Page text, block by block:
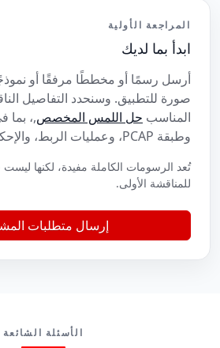
المراجعة الأولية
ابدأ بما لديك
أرسل رسمًا أو مخططًا مرفقًا أو
صورة للتطبيق. وسنحدد التفاصيل
المناسب حل اللمس المخصص,، بما
وطبقة PCAP، وعمليات الربط، والإحكام، وهيكل الشاشة.
تُعد الرسومات الكاملة مفيدة، لكنها
للمناقشة الأولى.
إرسال متطلبات
الأسئلة الشائعة